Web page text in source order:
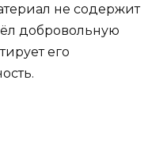
не содержит
добровольную
его